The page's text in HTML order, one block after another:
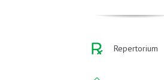
Repertorium